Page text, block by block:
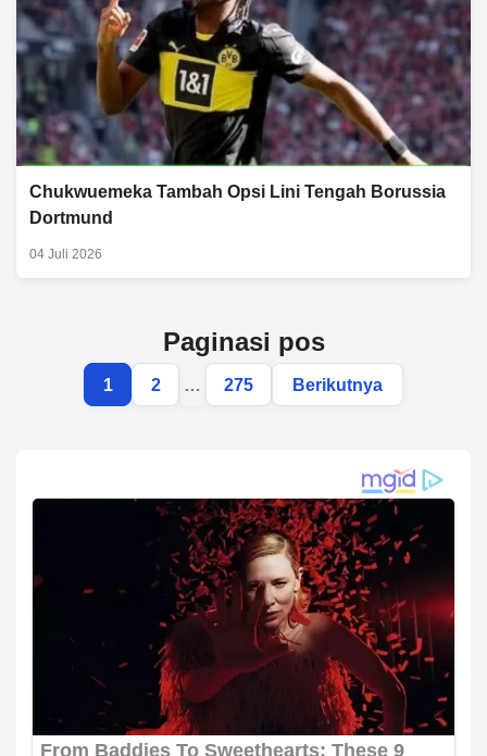
Chukwuemeka Tambah Opsi Lini Tengah Borussia
Dortmund
04 Juli 2026
Paginasi pos
1 2 … 275 Berikutnya